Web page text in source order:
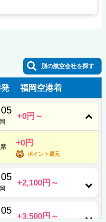
別の航空会社を探す
発 福岡空港着
+0円～
+0円
ポイント還元
+2,100円～
+3,500円～